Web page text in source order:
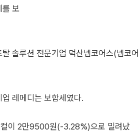
를 보
솔루션 전문기업 덕산넵코어스(넵코어
레메디는 보합세였다.
컬이 2만9500원(-3.28%)으로 밀려났